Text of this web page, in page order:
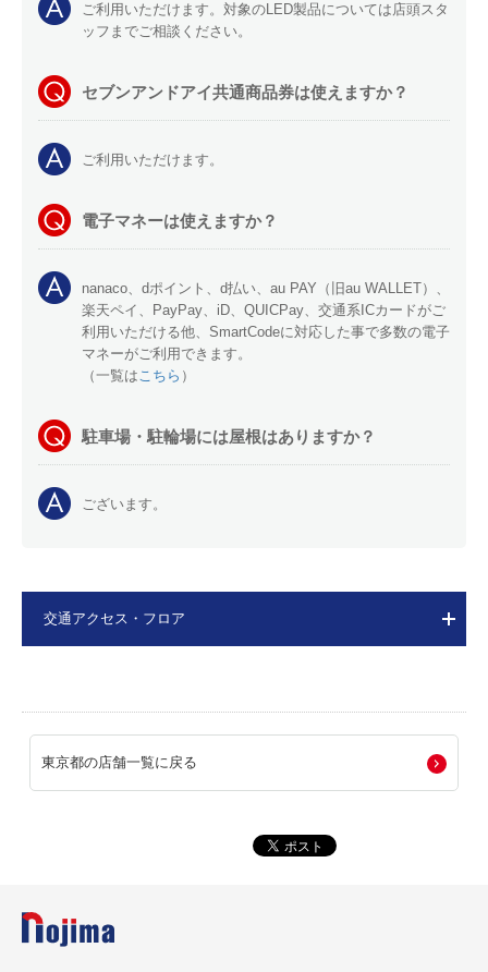
ご利用いただけます。対象のLED製品については店頭スタ
ッフまでご相談ください。
セブンアンドアイ共通商品券は使えますか？
ご利用いただけます。
電子マネーは使えますか？
nanaco、dポイント、d払い、au PAY（旧au WALLET）、
楽天ペイ、PayPay、iD、QUICPay、交通系ICカードがご
利用いただける他、SmartCodeに対応した事で多数の電子
マネーがご利用できます。
（一覧はこちら ）
駐車場・駐輪場には屋根はありますか？
ございます。
交通アクセス・フロア
東京都の店舗一覧に戻る